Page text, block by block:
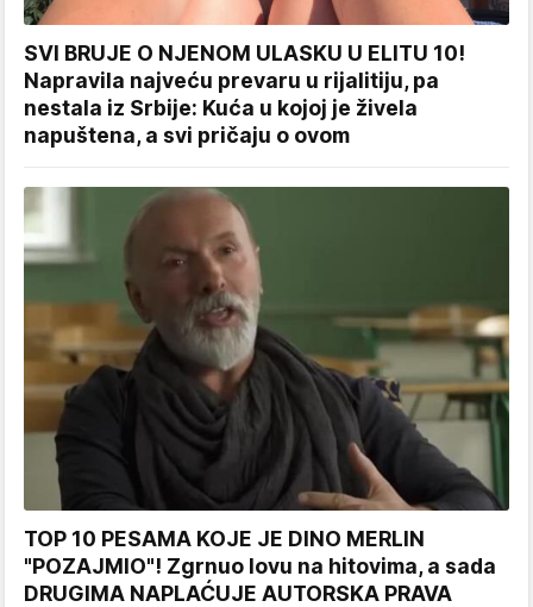
SVI BRUJE O NJENOM ULASKU U ELITU 10!
Napravila najveću prevaru u rijalitiju, pa
nestala iz Srbije: Kuća u kojoj je živela
napuštena, a svi pričaju o ovom
TOP 10 PESAMA KOJE JE DINO MERLIN
"POZAJMIO"! Zgrnuo lovu na hitovima, a sada
DRUGIMA NAPLAĆUJE AUTORSKA PRAVA